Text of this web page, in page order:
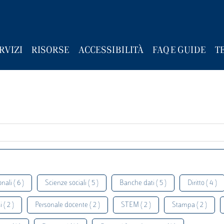
RISORSE ACCESSIBILITÀ FAQ E GUIDE
( 6 ) Scienze sociali ( 5 ) Banche dati ( 5 ) Diritto ( 4 )
( 2 ) Personale docente ( 2 ) STEM ( 2 ) Stampa ( 2 )